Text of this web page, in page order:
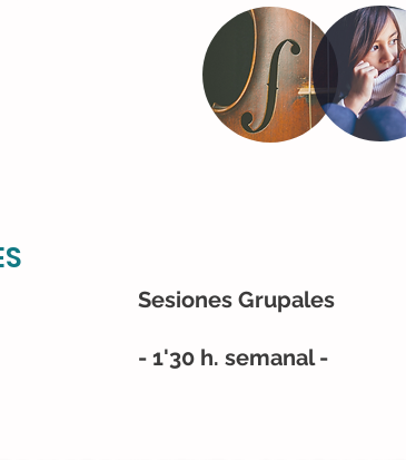
Sesiones Grupales
- 1'30 h. semanal -